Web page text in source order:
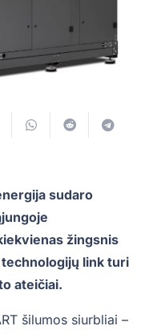
sudaro
žingsnis
link turi
ateičiai.
šilumos siurbliai –